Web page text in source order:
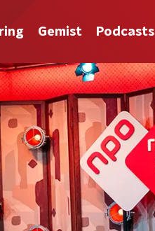
Gemist Podcasts